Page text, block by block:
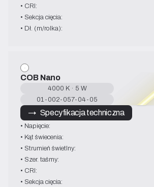
• CRI:
• Sekcja cięcia:
• Dł. (m/rolka):
COB Nano
4000 K · 5 W
01-002-057-04-05
→   Specyfikacja techniczna
• Napięcie:
• Kąt świecenia:
• Strumień świetlny:
• Szer. taśmy:
• CRI:
• Sekcja cięcia: